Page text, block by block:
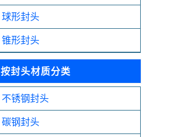
球形封头
锥形封头
按封头材质分类
不锈钢封头
碳钢封头